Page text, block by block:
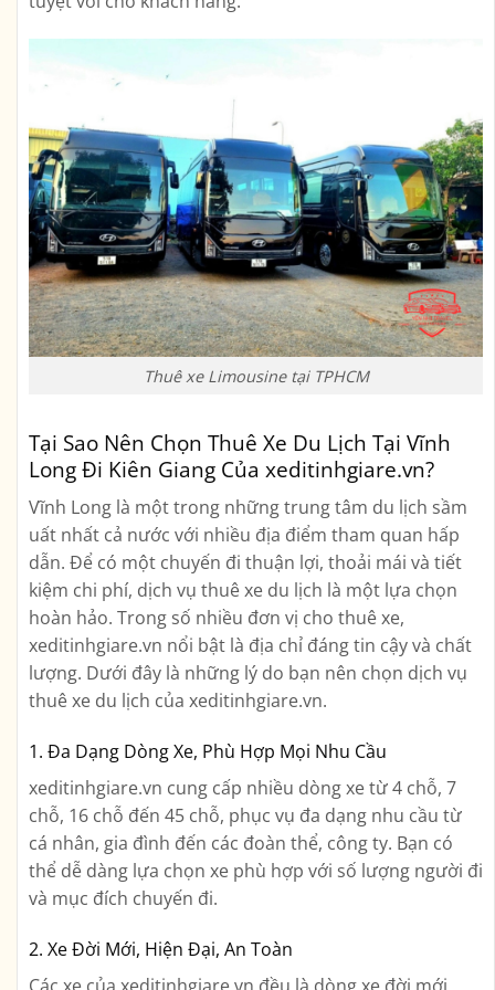
Thuê xe Limousine tại TPHCM
Tại Sao Nên Chọn Thuê Xe Du Lịch Tại Vĩnh
Long Đi Kiên Giang Của xeditinhgiare.vn?
Vĩnh Long là một trong những trung tâm du lịch sầm
uất nhất cả nước với nhiều địa điểm tham quan hấp
dẫn. Để có một chuyến đi thuận lợi, thoải mái và tiết
kiệm chi phí, dịch vụ thuê xe du lịch là một lựa chọn
hoàn hảo. Trong số nhiều đơn vị cho thuê xe,
xeditinhgiare.vn nổi bật là địa chỉ đáng tin cậy và chất
lượng. Dưới đây là những lý do bạn nên chọn dịch vụ
thuê xe du lịch của xeditinhgiare.vn.
1. Đa Dạng Dòng Xe, Phù Hợp Mọi Nhu Cầu
xeditinhgiare.vn cung cấp nhiều dòng xe từ 4 chỗ, 7
chỗ, 16 chỗ đến 45 chỗ, phục vụ đa dạng nhu cầu từ
cá nhân, gia đình đến các đoàn thể, công ty. Bạn có
thể dễ dàng lựa chọn xe phù hợp với số lượng người đi
và mục đích chuyến đi.
2. Xe Đời Mới, Hiện Đại, An Toàn
Các xe của xeditinhgiare.vn đều là dòng xe đời mới,